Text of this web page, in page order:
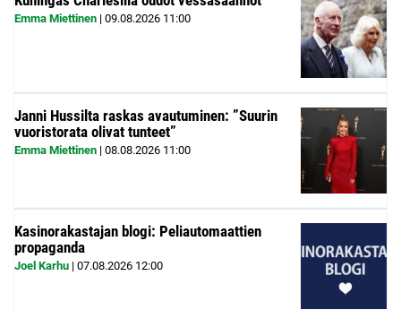
Emma Miettinen | 09.08.2026 11:00
Janni Hussilta raskas avautuminen: ”Suurin
vuoristorata olivat tunteet”
Emma Miettinen | 08.08.2026 11:00
Kasinorakastajan blogi: Peliautomaattien
propaganda
Joel Karhu | 07.08.2026 12:00